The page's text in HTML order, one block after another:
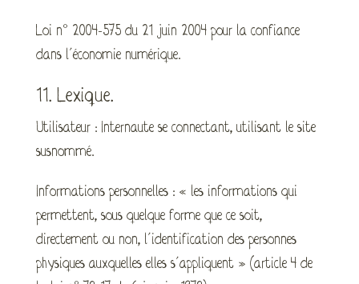
Loi n° 2004-575 du 21 juin 2004 pour la confiance
dans l’économie numérique.
11. Lexique.
Utilisateur : Internaute se connectant, utilisant le site
susnommé.
Informations personnelles : « les informations qui
permettent, sous quelque forme que ce soit,
directement ou non, l’identification des personnes
physiques auxquelles elles s’appliquent » (article 4 de